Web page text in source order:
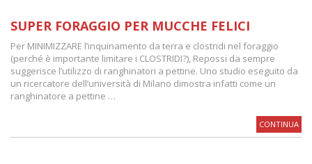
SUPER FORAGGIO PER MUCCHE FELICI
Per MINIMIZZARE l’inquinamento da terra e clostridi nel foraggio
(perché è importante limitare i CLOSTRIDI?), Repossi da sempre
suggerisce l’utilizzo di ranghinatori a pettine. Uno studio eseguito da
un ricercatore dell’università di Milano dimostra infatti come un
ranghinatore a pettine …
CONTINUA